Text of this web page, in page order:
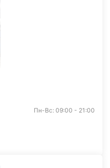
Пн-Вс: 09:00 - 21:00